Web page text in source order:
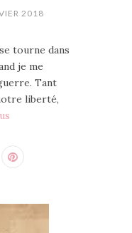
2018
tourne dans
je me
Tant
liberté,